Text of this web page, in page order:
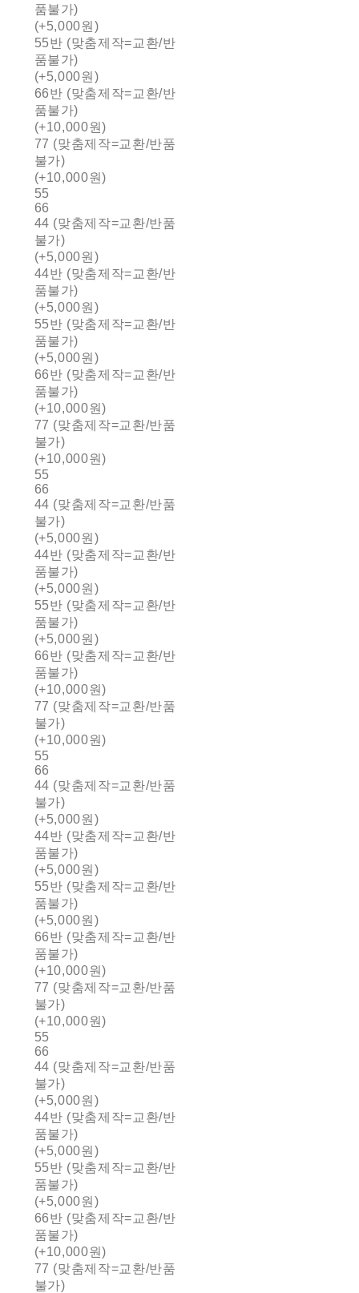
품불가)
(+5,000원)
55반 (맞춤제작=교환/반
품불가)
(+5,000원)
66반 (맞춤제작=교환/반
품불가)
(+10,000원)
77 (맞춤제작=교환/반품
불가)
(+10,000원)
55
66
44 (맞춤제작=교환/반품
불가)
(+5,000원)
44반 (맞춤제작=교환/반
품불가)
(+5,000원)
55반 (맞춤제작=교환/반
품불가)
(+5,000원)
66반 (맞춤제작=교환/반
품불가)
(+10,000원)
77 (맞춤제작=교환/반품
불가)
(+10,000원)
55
66
44 (맞춤제작=교환/반품
불가)
(+5,000원)
44반 (맞춤제작=교환/반
품불가)
(+5,000원)
55반 (맞춤제작=교환/반
품불가)
(+5,000원)
66반 (맞춤제작=교환/반
품불가)
(+10,000원)
77 (맞춤제작=교환/반품
불가)
(+10,000원)
55
66
44 (맞춤제작=교환/반품
불가)
(+5,000원)
44반 (맞춤제작=교환/반
품불가)
(+5,000원)
55반 (맞춤제작=교환/반
품불가)
(+5,000원)
66반 (맞춤제작=교환/반
품불가)
(+10,000원)
77 (맞춤제작=교환/반품
불가)
(+10,000원)
55
66
44 (맞춤제작=교환/반품
불가)
(+5,000원)
44반 (맞춤제작=교환/반
품불가)
(+5,000원)
55반 (맞춤제작=교환/반
품불가)
(+5,000원)
66반 (맞춤제작=교환/반
품불가)
(+10,000원)
77 (맞춤제작=교환/반품
불가)